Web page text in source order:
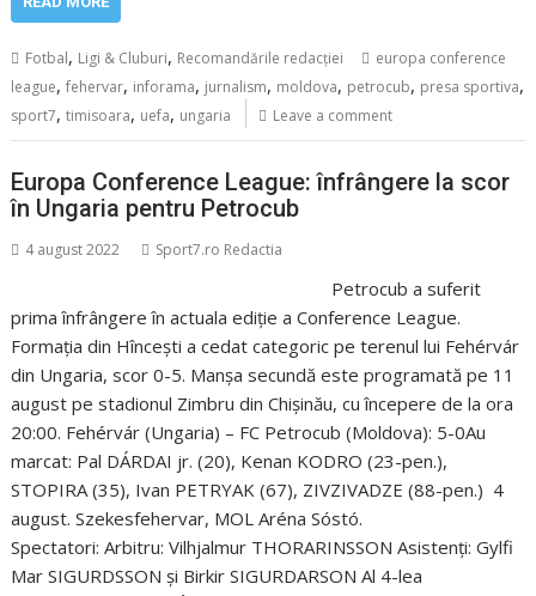
Fotbal, Ligi & Cluburi, Recomandările redacției
europa conference
league,fehervar, inforama, jurnalism, moldova, petrocub, presa sportiva,
sport7,timisoara, uefa, ungaria Leave a comment
Europa Conference League: înfrângere la scor
în Ungaria pentru Petrocub
4 august 2022 Sport7.ro Redactia
Petrocub a suferit
prima înfrângere în actuala ediție a Conference League.
Formația din Hîncești a cedat categoric pe terenul lui Fehérvár
din Ungaria, scor 0-5. Manșa secundă este programată pe 11
august pe stadionul Zimbru din Chișinău, cu începere de la ora
20:00. Fehérvár (Ungaria) – FC Petrocub (Moldova): 5-0Au
marcat: Pal DÁRDAI jr. (20), Kenan KODRO (23-pen.),
STOPIRA (35), Ivan PETRYAK (67), ZIVZIVADZE (88-pen.) 4
august. Szekesfehervar, MOL Aréna Sóstó.
Spectatori: Arbitru: Vilhjalmur THORARINSSON Asistenți: Gylfi
Mar SIGURDSSON și Birkir SIGURDARSON Al 4-lea